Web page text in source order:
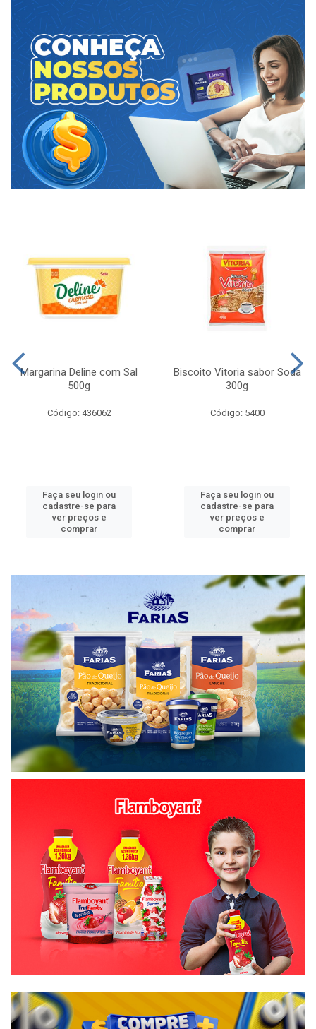
Margarina Deline com Sal
500g
Código: 436062
Faça seu login ou
cadastre-se para
ver preços e
comprar
Biscoito Vitoria sabor Soda
300g
Código: 5400
Faça seu login ou
cadastre-se para
ver preços e
comprar